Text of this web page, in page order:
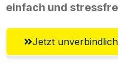
einfach und
Jetzt